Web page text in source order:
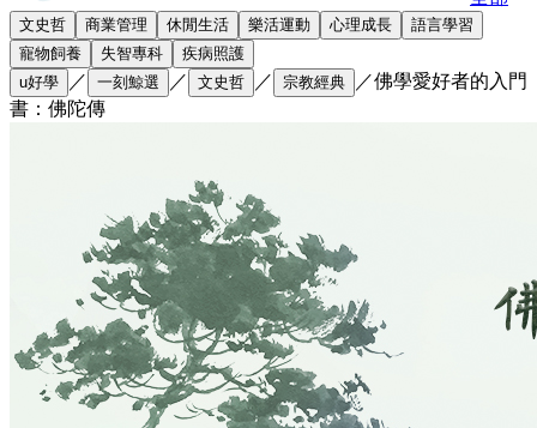
文史哲 商業管理 休閒生活 樂活運動 心理成長
語言學習
寵物飼養
失智專科
疾病照護
u好學
／ 一刻鯨選 ／ 文史哲 ／ 宗教經典 ／佛學愛好者的入門
書：佛陀傳